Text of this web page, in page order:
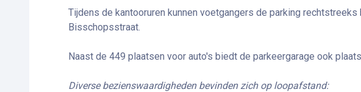
Tijdens de kantooruren kunnen voetgangers de parking
Bisschopsstraat.
Naast de 449 plaatsen voor auto's biedt de parkeergarage ook
Diverse bezienswaardigheden bevinden zich op loopafstand: